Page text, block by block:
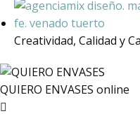
Creatividad, Calidad y
QUIERO ENVASES online